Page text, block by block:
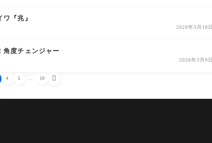
『兆』
2026年3月18日
角度チェンジャー
2026年3月9日
4 5 … 10 